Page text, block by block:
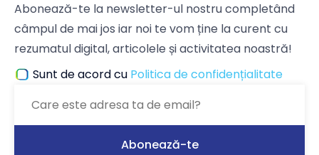
Abonează-te la newsletter-ul nostru completând
câmpul de mai jos iar noi te vom ține la curent cu
rezumatul digital, articolele și activitatea noastră!
Sunt de acord cu Politica de confidențialitate